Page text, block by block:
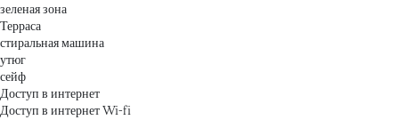
зеленая зона
Терраса
стиральная машина
утюг
сейф
Доступ в интернет
Доступ в интернет Wi-fi